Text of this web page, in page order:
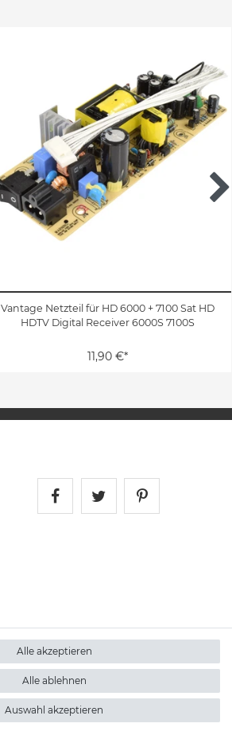
Vantage Netzteil für HD 6000 + 7100 Sat HD
HDTV Digital Receiver 6000S 7100S
11,90 €*
Alle akzeptieren
Alle ablehnen
Auswahl akzeptieren